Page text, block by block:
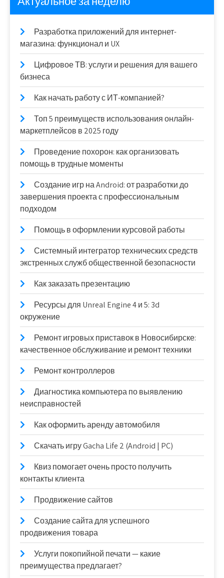
Разработка приложений для интернет-
магазина: функционал и UX
Цифровое ТВ: услуги и решения для вашего
бизнеса
Как начать работу с ИТ-компанией?
Топ 5 преимуществ использования онлайн-
маркетплейсов в 2025 году
Проведение похорон: как организовать
помощь в трудные моменты
Создание игр на Android: от разработки до
завершения проекта с профессиональным
подходом
Помощь в оформлении курсовой работы
Системный интегратор технических средств
экстренных служб общественной безопасности
Как заказать презентацию
Ресурсы для Unreal Engine 4 и 5: 3d
окружение
Ремонт игровых приставок в Новосибирске:
качественное обслуживание и ремонт техники
Ремонт контроллеров
Диагностика компьютера по выявлению
неисправностей
Как оформить аренду автомобиля
Скачать игру Gacha Life 2 (Android | PC)
Квиз помогает очень просто получить
контакты клиента
Продвижение сайтов
Создание сайта для успешного
продвижения товара
Услуги покопийной печати — какие
преимущества предлагает?